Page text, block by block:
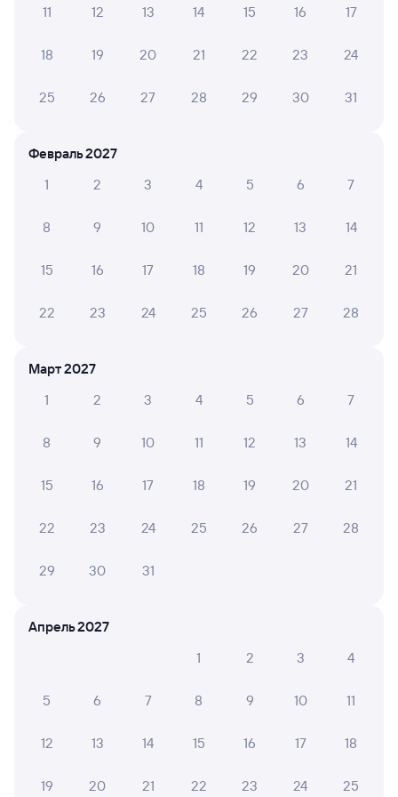
Купить билеты на поезд до Пильны
11 12 13 14 15 16 17
18 19 20 21 22 23 24
25 26 27 28 29 30 31
Февраль 2027
1
2 3 4 5 6 7
8 9 10 11 12 13 14
15 16 17 18 19 20 21
22 23 24 25 26 27 28
Март 2027
1
2 3 4 5 6 7
8 9 10 11 12 13 14
15 16 17 18 19 20 21
22 23 24 25 26 27 28
29 30 31
Апрель 2027
1
2 3 4
5 6 7 8 9 10 11
12 13 14 15 16 17 18
19 20 21 22 23 24 25